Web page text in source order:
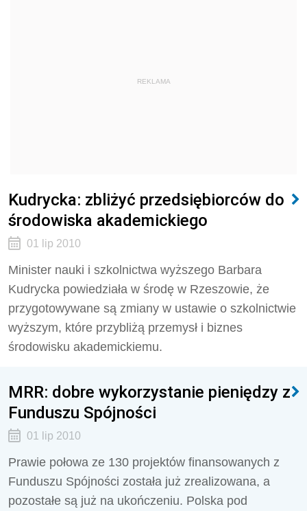
REKLAMA
Kudrycka: zbliżyć przedsiębiorców do
środowiska akademickiego
01 lip 2010
Minister nauki i szkolnictwa wyższego Barbara
Kudrycka powiedziała w środę w Rzeszowie, że
przygotowywane są zmiany w ustawie o szkolnictwie
wyższym, które przybliżą przemysł i biznes
środowisku akademickiemu.
MRR: dobre wykorzystanie pieniędzy z
Funduszu Spójności
01 lip 2010
Prawie połowa ze 130 projektów finansowanych z
Funduszu Spójności została już zrealizowana, a
pozostałe są już na ukończeniu. Polska pod